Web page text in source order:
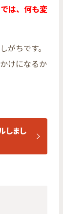
は、何も変
がちです。
けになるか
しまし